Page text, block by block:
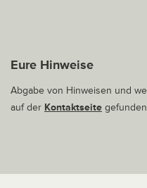
Eure Hinweise
Abgabe von Hinweisen und
auf der Kontaktseite